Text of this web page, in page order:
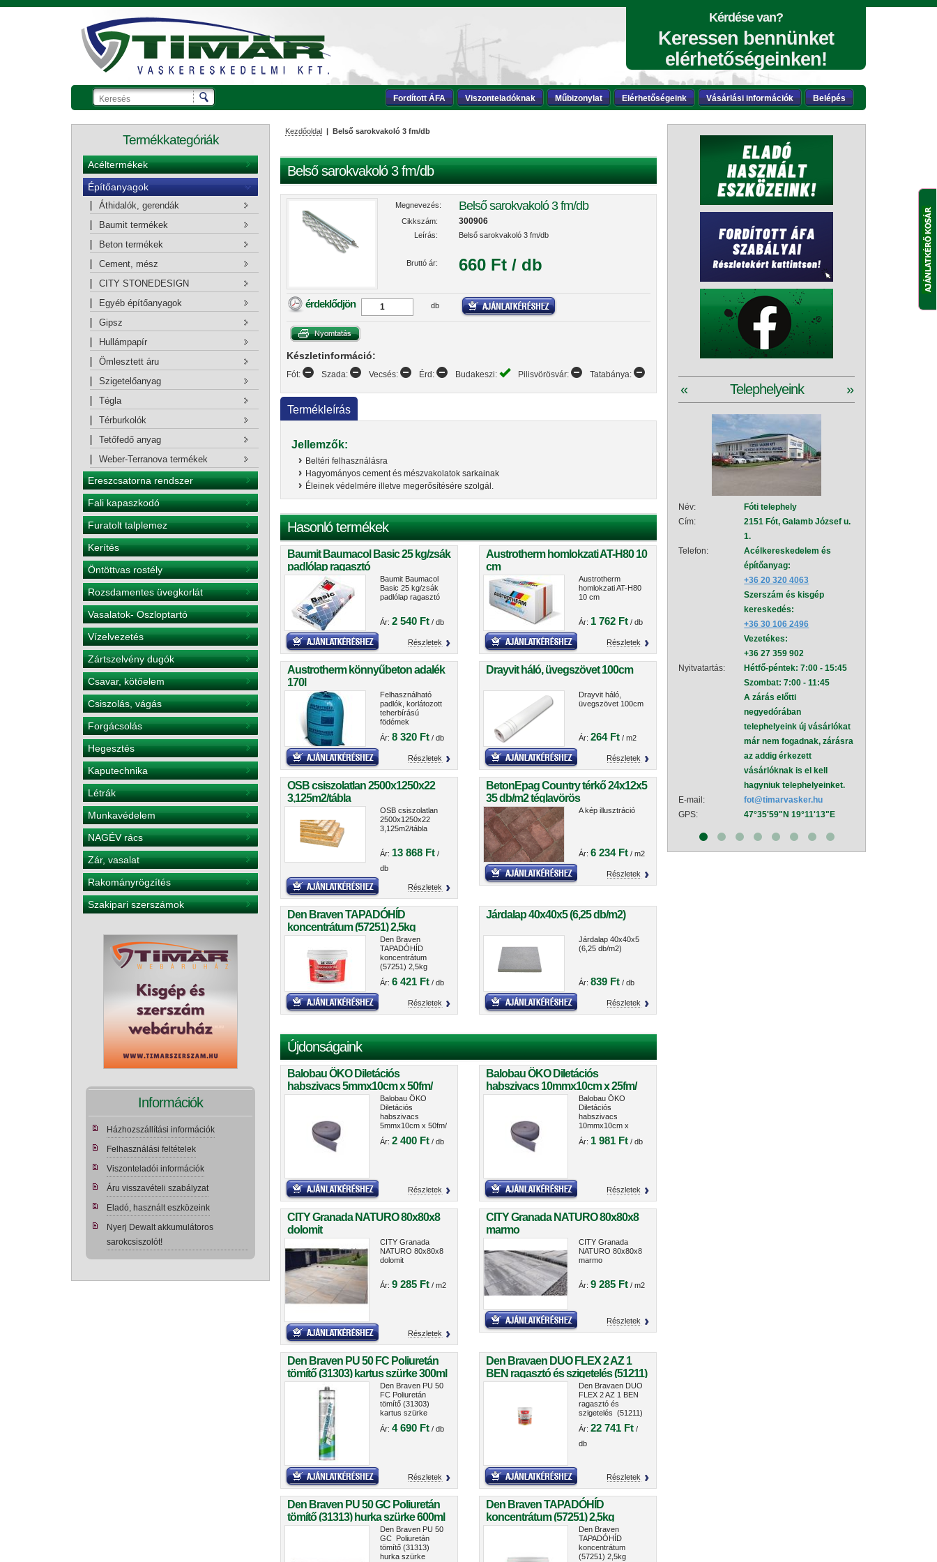
Kérdése van?
Keressen bennünket
elérhetőségeinken!
Fordított ÁFA Viszonteladóknak Műbizonylat Elérhetőségeink Vásárlási információk Belépés
Termékkategóriák
Acéltermékek
Építőanyagok
Áthidalók, gerendák
Baumit termékek
Beton termékek
Cement, mész
CITY STONEDESIGN
Egyéb építőanyagok
Gipsz
Hullámpapír
Ömlesztett áru
Szigetelőanyag
Tégla
Térburkolók
Tetőfedő anyag
Weber-Terranova termékek
Ereszcsatorna rendszer
Fali kapaszkodó
Furatolt talplemez
Kerítés
Öntöttvas rostély
Rozsdamentes üvegkorlát
Vasalatok- Oszloptartó
Vízelvezetés
Zártszelvény dugók
Csavar, kötőelem
Csiszolás, vágás
Forgácsolás
Hegesztés
Kaputechnika
Létrák
Munkavédelem
NAGÉV rács
Zár, vasalat
Rakományrögzítés
Szakipari szerszámok
Információk
Házhozszállítási információk
Felhasználási feltételek
Viszonteladói információk
Áru visszavételi szabályzat
Eladó, használt eszközeink
Nyerj Dewalt akkumulátoros
sarokcsiszolót!
Kezdőoldal | Belső sarokvakoló 3 fm/db
Belső sarokvakoló 3 fm/db
Megnevezés: Belső sarokvakoló 3 fm/db
Cikkszám: 300906
Leírás: Belső sarokvakoló 3 fm/db
Bruttó ár: 660 Ft / db
érdeklődjön db
Készletinformáció:
Fót: Szada: Vecsés: Érd: Budakeszi: Pilisvörösvár: Tatabánya:
Termékleírás
Jellemzők:
Beltéri felhasználásra
Hagyományos cement és mészvakolatok sarkainak
Éleinek védelmére illetve megerősítésére szolgál.
Hasonló termékek
Baumit Baumacol Basic 25 kg/zsák
padlólap ragasztó
Baumit Baumacol
Basic 25 kg/zsák
padlólap ragasztó
Ár: 2 540 Ft/ db
Részletek
Austrotherm homlokzati AT-H80 10
cm
Austrotherm
homlokzati AT-H80
10 cm
Ár: 1 762 Ft/ db
Részletek
Austrotherm könnyűbeton adalék
170l
Felhasználható
padlók, korlátozott
teherbírású
födémek
lapostetők
hőszigetelés
elkészítésére
Ár: 8 320 Ft/ db
Részletek
Drayvit háló, üvegszövet 100cm
Drayvit háló,
üvegszövet 100cm
Ár: 264 Ft/ m2
Részletek
OSB csiszolatlan 2500x1250x22
3,125m2/tábla
OSB csiszolatlan
2500x1250x22
3,125m2/tábla
Ár: 13 868 Ft/
db
Részletek
BetonEpag Country térkő 24x12x5
35 db/m2 téglavörös
A kép illusztráció
Ár: 6 234 Ft/ m2
Részletek
Den Braven TAPADÓHÍD
koncentrátum (57251) 2,5kg
Den Braven
TAPADÓHÍD
koncentrátum
(57251) 2,5kg
Ár: 6 421 Ft/ db
Részletek
Járdalap 40x40x5 (6,25 db/m2)
Járdalap 40x40x5
(6,25 db/m2)
Ár: 839 Ft/ db
Részletek
Újdonságaink
Balobau ÖKO Diletációs
habszivacs 5mmx10cm x 50fm/
tekercs
Balobau ÖKO
Diletációs
habszivacs
5mmx10cm x 50fm/
Ár: 2 400 Ft/ db
Részletek
Balobau ÖKO Diletációs
habszivacs 10mmx10cm x 25fm/
tekercs
Balobau ÖKO
Diletációs
habszivacs
10mmx10cm x
Ár: 1 981 Ft/ db
Részletek
CITY Granada NATURO 80x80x8
dolomit
CITY Granada
NATURO 80x80x8
dolomit
Ár: 9 285 Ft/ m2
Részletek
CITY Granada NATURO 80x80x8
marmo
CITY Granada
NATURO 80x80x8
marmo
Ár: 9 285 Ft/ m2
Részletek
Den Braven PU 50 FC Poliuretán
tömítő (31303) kartus szürke 300ml
Den Braven PU 50
FC Poliuretán
tömítő (31303)
kartus szürke
Ár: 4 690 Ft/ db
Részletek
Den Bravaen DUO FLEX 2 AZ 1
BEN ragasztó és szigetelés (51211)
5kg
Den Bravaen DUO
FLEX 2 AZ 1 BEN
ragasztó és
szigetelés (51211)
Ár: 22 741 Ft/
db
Részletek
Den Braven PU 50 GC Poliuretán
tömítő (31313) hurka szürke 600ml
Den Braven PU 50
GC Poliuretán
tömítő (31313)
hurka szürke
Den Braven TAPADÓHÍD
koncentrátum (57251) 2,5kg
Den Braven
TAPADÓHÍD
koncentrátum
(57251) 2,5kg
Telephelyeink
« »
Név:
Fóti telephely
Cím:
2151 Fót, Galamb József u.
1.
Telefon:
Acélkereskedelem és
építőanyag:
+36 20 320 4063
Szerszám és kisgép
kereskedés:
+36 30 106 2496
Vezetékes:
+36 27 359 902
Nyitvatartás:
Hétfő-péntek: 7:00 - 15:45
Szombat: 7:00 - 11:45
A zárás előtti
negyedórában
telephelyeink új vásárlókat
már nem fogadnak, zárásra
az addig érkezett
vásárlóknak is el kell
hagyniuk telephelyeinket.
E-mail:
fot@timarvasker.hu
GPS:
47°35'59"N 19°11'13"E